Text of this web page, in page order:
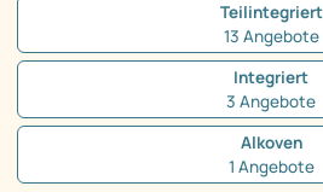
Teilintegriert
13 Angebote
Integriert
3 Angebote
Alkoven
1 Angebote